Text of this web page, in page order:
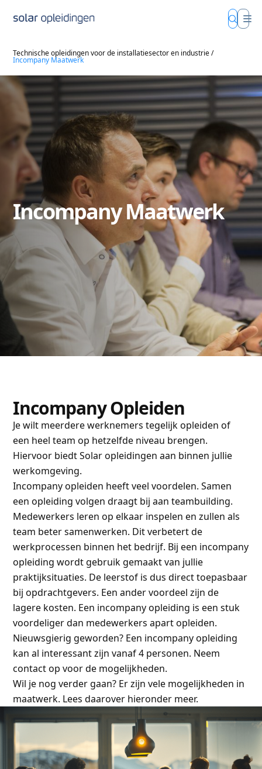
Technische opleidingen voor de installatiesector en industrie/
Incompany Maatwerk
Incompany Maatwerk
Incompany Opleiden
Je wilt meerdere werknemers tegelijk opleiden of
een heel team op hetzelfde niveau brengen.
Hiervoor biedt Solar opleidingen aan binnen jullie
werkomgeving.
Incompany opleiden heeft veel voordelen. Samen
een opleiding volgen draagt bij aan teambuilding.
Medewerkers leren op elkaar inspelen en zullen als
team beter samenwerken. Dit verbetert de
werkprocessen binnen het bedrijf. Bij een incompany
opleiding wordt gebruik gemaakt van jullie
praktijksituaties. De leerstof is dus direct toepasbaar
bij opdrachtgevers. Een ander voordeel zijn de
lagere kosten. Een incompany opleiding is een stuk
voordeliger dan medewerkers apart opleiden.
Nieuwsgierig geworden? Een incompany opleiding
kan al interessant zijn vanaf 4 personen. Neem
contact op voor de mogelijkheden.
Wil je nog verder gaan? Er zijn vele mogelijkheden in
maatwerk. Lees daarover hieronder meer.